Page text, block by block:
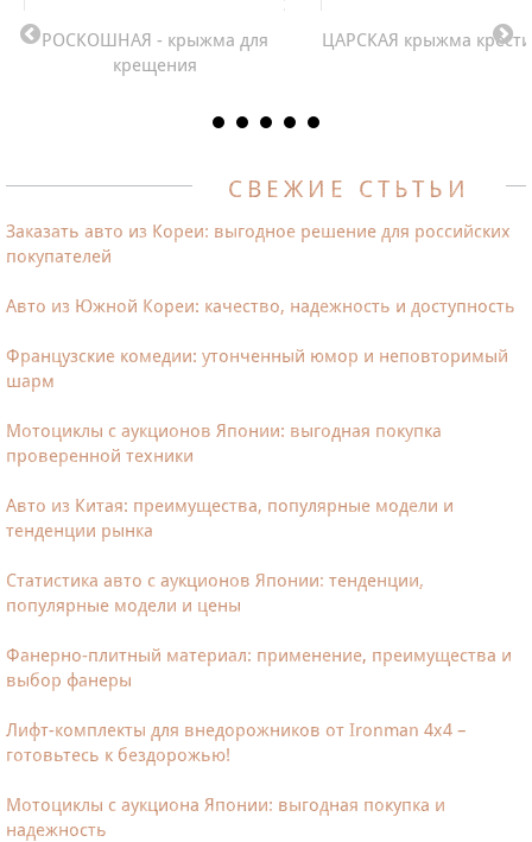
РОСКОШНАЯ - крыжма для
крещения
ЦАРСКАЯ крыжма
СВЕЖИЕ СТЬТЬИ
Заказать авто из Кореи: выгодное решение для российских
покупателей
Авто из Южной Кореи: качество, надежность и доступность
Французские комедии: утонченный юмор и неповторимый
шарм
Мотоциклы с аукционов Японии: выгодная покупка
проверенной техники
Авто из Китая: преимущества, популярные модели и
тенденции рынка
Статистика авто с аукционов Японии: тенденции,
популярные модели и цены
Фанерно-плитный материал: применение, преимущества и
выбор фанеры
Лифт-комплекты для внедорожников от Ironman 4x4 –
готовьтесь к бездорожью!
Мотоциклы с аукциона Японии: выгодная покупка и
надежность